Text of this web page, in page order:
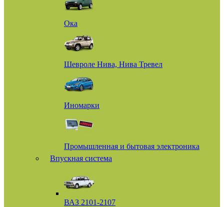
Ока
Шевроле Нива, Нива Тревел
Иномарки
Промышленная и бытовая электроника
Впускная система
ВАЗ 2101-2107